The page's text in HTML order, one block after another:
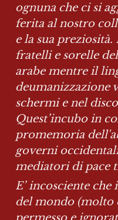
ognuna che ci si
ferita al nostro
e la sua
fratelli e sorelle
arabe mentre il
deumanizzazione
schermi e nel
Quest’incubo in
promemoria
governi
mediatori di pace
E’ incosciente
del mondo (molto
permesso e